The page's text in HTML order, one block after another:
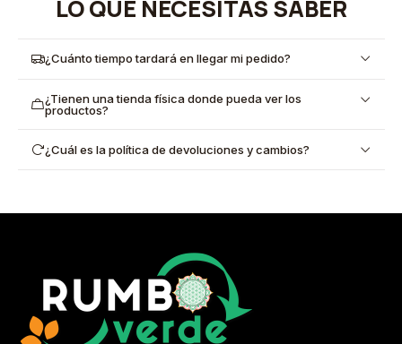
LO QUE NECESITAS SABER
¿Cuánto tiempo tardará en llegar mi pedido?
¿Tienen una tienda física donde pueda ver los
productos?
¿Cuál es la política de devoluciones y cambios?